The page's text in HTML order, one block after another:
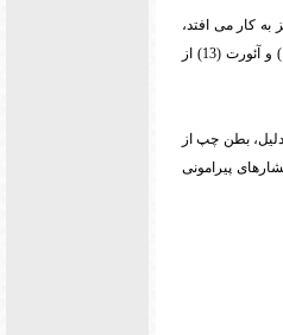
می گردد. وقتی این دهلیز به کار می افتد،
خون از طریق دریچه میترال (10) به بطن چپ (11) می رود. بطن چپ، به سبب پمپاژ خون به درون درچه آئورتی (12) و آئورت (13) از
بطن چپ از
پیرامونی